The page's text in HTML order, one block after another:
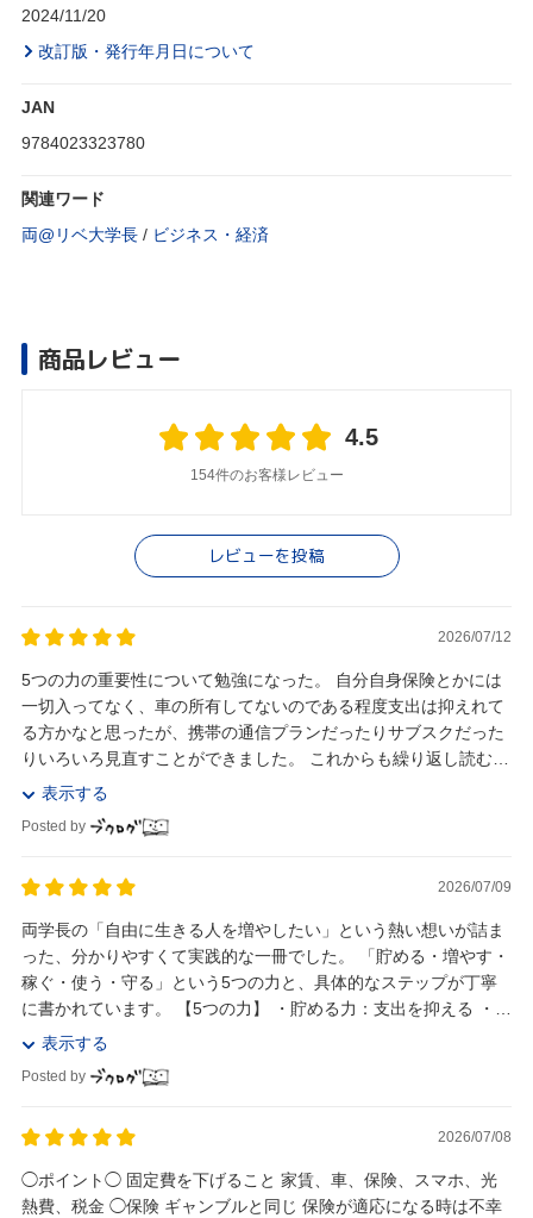
2024/11/20
改訂版・発行年月日について
JAN
9784023323780
関連ワード
両@リベ大学長 / ビジネス・経済
商品レビュー
4.5
154件のお客様レビュー
レビューを投稿
2026/07/12
5つの力の重要性について勉強になった。 自分自身保険とかには
一切入ってなく、車の所有してないのである程度支出は抑えれて
る方かなと思ったが、携帯の通信プランだったりサブスクだった
りいろいろ見直すことができました。 これからも繰り返し読むこ
とになると思うので、その都度理解して実践...
表示する
Posted by
2026/07/09
両学長の「自由に生きる人を増やしたい」という熱い想いが詰ま
った、分かりやすくて実践的な一冊でした。 「貯める・増やす・
稼ぐ・使う・守る」という5つの力と、具体的なステップが丁寧
に書かれています。 【5つの力】 ・貯める力：支出を抑える ・増
やす力：資産所得（お金のなる木） ...
表示する
Posted by
2026/07/08
◯ポイント◯ 固定費を下げること 家賃、車、保険、スマホ、光
熱費、税金 ◯保険 ギャンブルと同じ 保険が適応になる時は不幸